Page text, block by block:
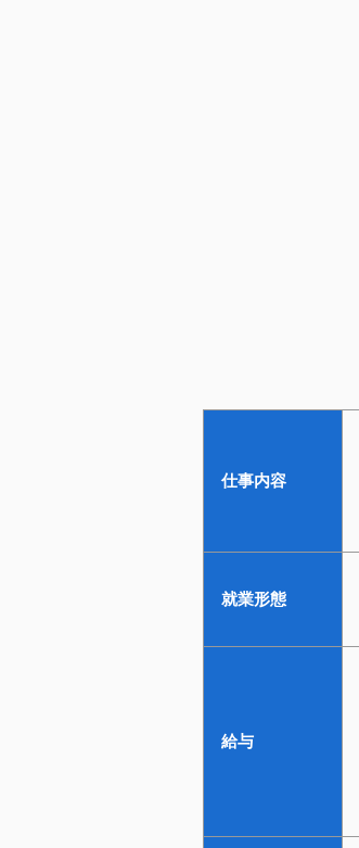
仕事内容
就業形態
給与